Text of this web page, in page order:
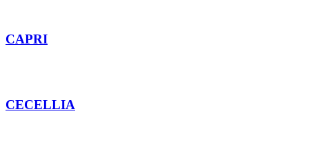
CAPRI
CECELLIA